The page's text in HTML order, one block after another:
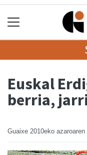
Euskal
berria,
Guaixe 2010eko azaroaren